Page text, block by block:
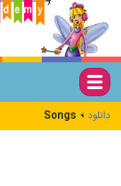
دانلود
Songs